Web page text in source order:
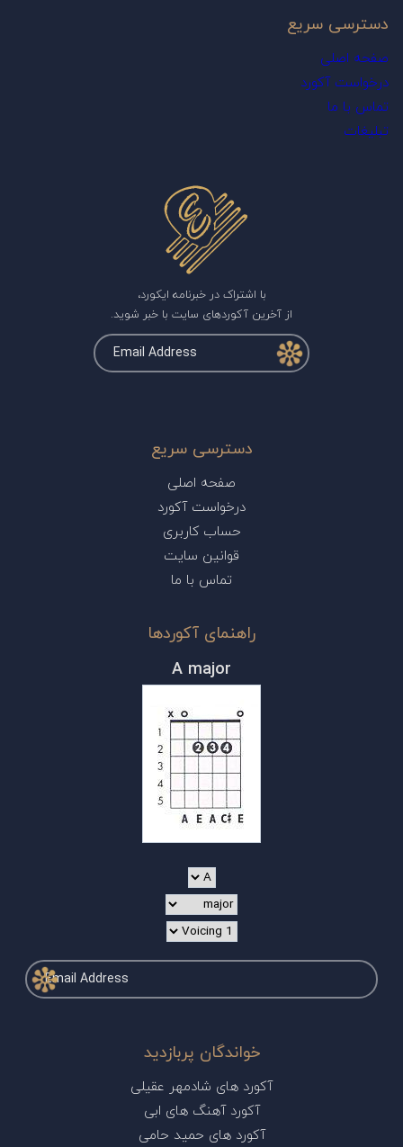
دسترسی سریع
صفحه اصلی
درخواست آکورد
تماس با ما
تبلیغات
با اشتراک در خبرنامه ایکورد،
از آخرین آکوردهای سایت با خبر شوید.
دسترسی سریع
صفحه اصلی
درخواست آکورد
حساب کاربری
قوانین سایت
تماس با ما
راهنمای آکوردها
A major
خواندگان پربازدید
آکورد های شادمهر عقیلی
آکورد آهنگ های ابی
آکورد های حمید حامی